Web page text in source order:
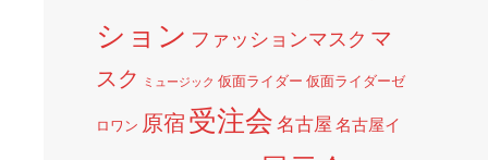
ション ファッションマスク マ
スク
ミュージック 仮面ライダー 仮面ライダーゼ
ロワン 原宿受注会名古屋 名古屋イ